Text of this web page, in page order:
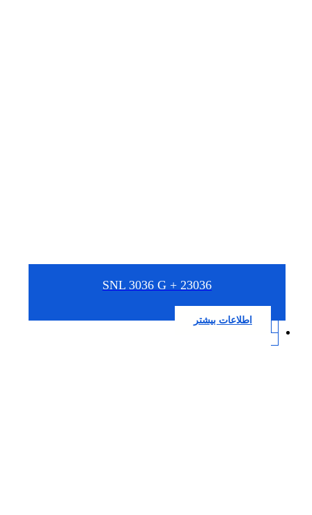
SNL 3036 G + 23036
اطلاعات بیشتر